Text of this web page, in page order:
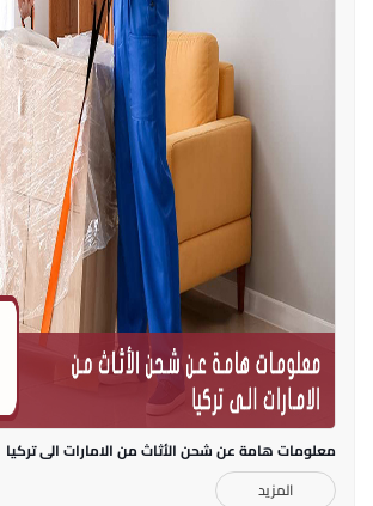
معلومات هامة عن شحن الأثاث من الامارات الى تركيا
المزيد